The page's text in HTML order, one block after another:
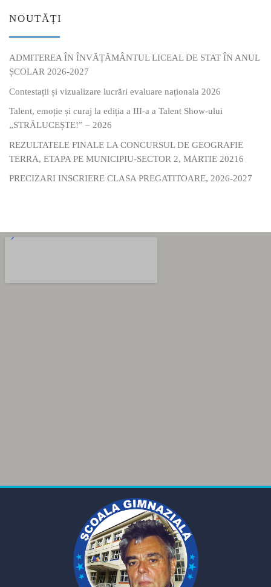
NOUTĂȚI
ADMITEREA ÎN ÎNVĂȚĂMÂNTUL LICEAL DE STAT ÎN ANUL
ȘCOLAR 2026-2027
Contestații și vizualizare lucrări evaluare naționala 2026
Talent, emoție și curaj la ediția a III-a a Talent Show-ului
„STRĂLUCEȘTE!” – 2026
REZULTATELE FINALE LA CONCURSUL DE GEOGRAFIE
TERRA, ETAPA PE MUNICIPIU-SECTOR 2, MARTIE 20216
PRECIZARI INSCRIERE CLASA PREGATITOARE, 2026-2027